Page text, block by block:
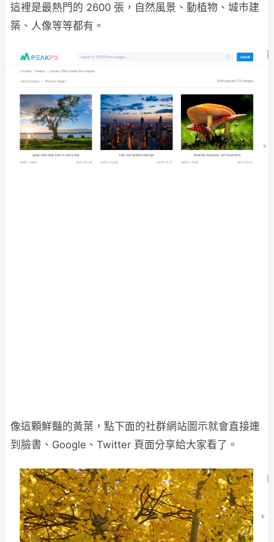
這裡是最熱門的 2600 張，自然風景、動植物、城市建
築、人像等等都有。
像這顆鮮豔的黃葉，點下面的社群網站圖示就會直接連
到臉書、Google、Twitter 頁面分享給大家看了。